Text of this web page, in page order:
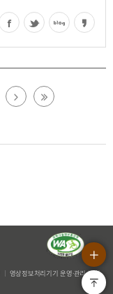
영상정보처리기기 운영·관리 방침